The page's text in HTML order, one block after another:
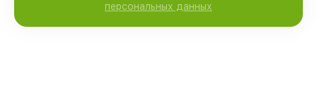
персональных данных